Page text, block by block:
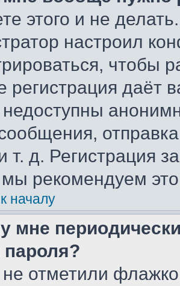
этого и не
настроил
чтобы
регистрация даёт
недоступны
т. д. Регистрация
рекомендуем
началу
мне
отметили